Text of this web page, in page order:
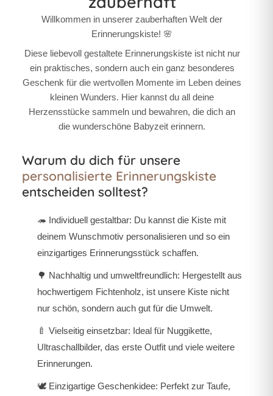
Willkommen in unserer zauberhaften Welt der
Erinnerungskiste! 🌸
Diese liebevoll gestaltete Erinnerungskiste ist nicht nur
ein praktisches, sondern auch ein ganz besonderes
Geschenk für die wertvollen Momente im Leben deines
kleinen Wunders. Hier kannst du all deine
Herzensstücke sammeln und bewahren, die dich an
die wunderschöne Babyzeit erinnern.
Warum du dich für unsere
personalisierte Erinnerungskiste
entscheiden solltest?
🦔 Individuell gestaltbar: Du kannst die Kiste mit
deinem Wunschmotiv personalisieren und so ein
einzigartiges Erinnerungsstück schaffen.
🌳 Nachhaltig und umweltfreundlich: Hergestellt aus
hochwertigem Fichtenholz, ist unsere Kiste nicht
nur schön, sondern auch gut für die Umwelt.
🍼 Vielseitig einsetzbar: Ideal für Nuggikette,
Ultraschallbilder, das erste Outfit und viele weitere
Erinnerungen.
🕊️ Einzigartige Geschenkidee: Perfekt zur Taufe,